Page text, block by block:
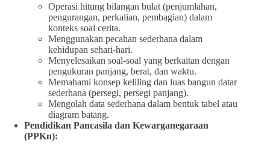
Operasi hitung bilangan bulat (penjumlahan,
pengurangan, perkalian, pembagian) dalam
konteks soal cerita.
Menggunakan pecahan sederhana dalam
kehidupan sehari-hari.
Menyelesaikan soal-soal yang berkaitan dengan
pengukuran panjang, berat, dan waktu.
Memahami konsep keliling dan luas bangun datar
sederhana (persegi, persegi panjang).
Mengolah data sederhana dalam bentuk tabel atau
diagram batang.
Pendidikan Pancasila dan Kewarganegaraan
(PPKn):